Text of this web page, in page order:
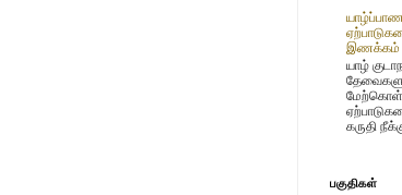
இணக்கம்
யாழ்
கருதி
பகுதிகள்